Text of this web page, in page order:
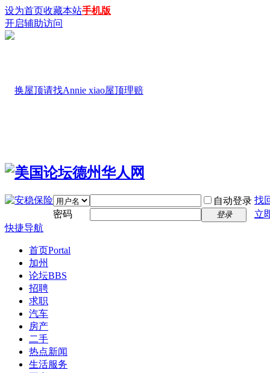
设为首页收藏本站手机版
开启辅助访问
自动登录 找
密码
登录
立
快捷导航
首页Portal
加州
论坛BBS
招聘
求职
汽车
房产
二手
热点新闻
生活服务